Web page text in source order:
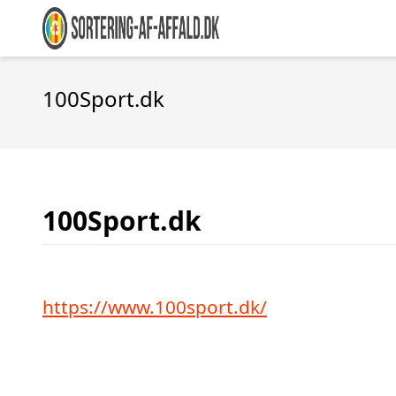
100Sport.dk
100Sport.dk
https://www.100sport.dk/